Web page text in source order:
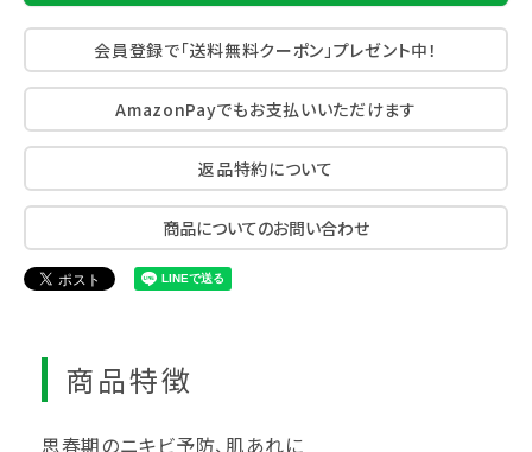
会員登録で「送料無料クーポン」プレゼント中！
AmazonPayでもお支払いいただけます
返品特約について
商品についてのお問い合わせ
商品特徴
思春期のニキビ予防、肌あれに